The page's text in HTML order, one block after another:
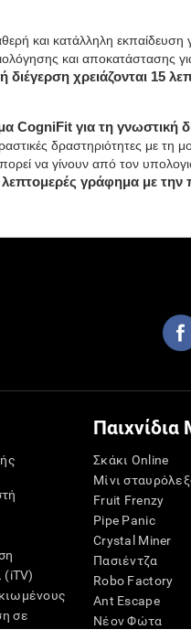
και κατάλληλη εκπαίδευση
και αποκατάστασης
διέγερση χρειάζονται 15
CogniFit για τη γνωστική
δραστηριότητες με τη
να γίνουν από τον
λεπτομερές γράφημα με
(iTV)
σε
Σκάκι Online
Μίνι
Fruit Frenzy
Pipe Panic
Crystal Miner
Πασιέντζα
Robo Factory
Ant Escape
Νέον Φώτα